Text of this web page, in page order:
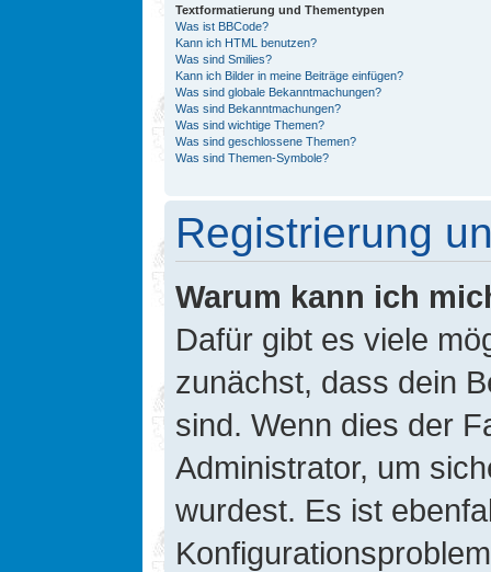
Textformatierung und Thementypen
Was ist BBCode?
Kann ich HTML benutzen?
Was sind Smilies?
Kann ich Bilder in meine Beiträge einfügen?
Was sind globale Bekanntmachungen?
Was sind Bekanntmachungen?
Was sind wichtige Themen?
Was sind geschlossene Themen?
Was sind Themen-Symbole?
Registrierung
Warum kann ich
Dafür gibt es viele
zunächst, dass dein
sind. Wenn dies der
Administrator, um
wurdest. Es ist